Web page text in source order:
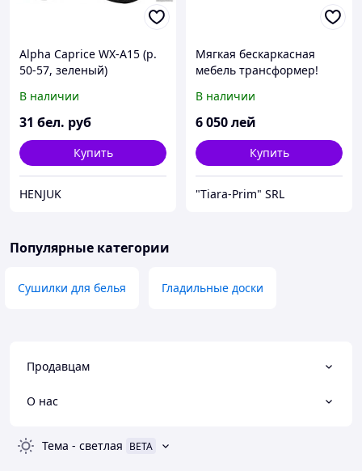
Alpha Caprice WX-A15 (р.
50-57, зеленый)
В наличии
31 бел. руб
Купить
HENJUK
Мягкая бескаркасная
мебель трансформер!
200/120
В наличии
6 050лей
Купить
"Tiara-Prim" SRL
Популярные категории
Сушилки для белья Гладильные доски
Продавцам
О нас
Тема - светлая BETA